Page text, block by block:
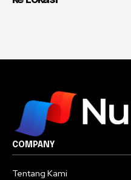
COMPANY
Tentang Kami